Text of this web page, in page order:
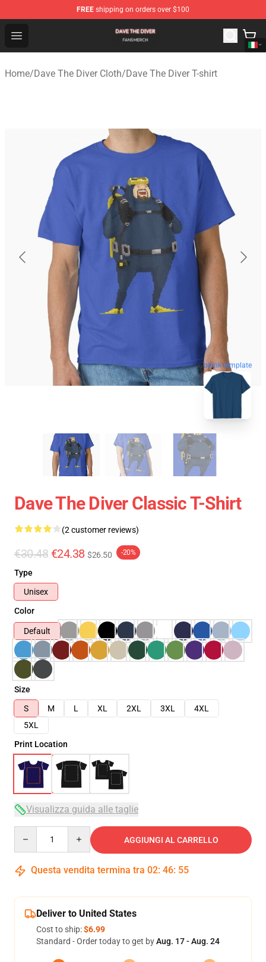
FREE shipping on orders over $100
Open menu
Dave The Diver Shop - Official Dave The Diver
Home/Dave The Diver Cloth/Dave The Diver T-shirt
blank template
Dave The Diver Classic T-Shirt
(2 customer reviews)
€30.48 €24.38 $26.50 -20%
Type
Unisex
Color
Default
Size
S
M L XL 2XL 3XL
4XL
5XL
Print Location
Visualizza guida alle taglie
AGGIUNGI AL CARRELLO
Questa vendita termina tra 02: 46: 54
Deliver to United States
Cost to ship:$6.99
Standard - Order today to get byAug. 17 - Aug. 24